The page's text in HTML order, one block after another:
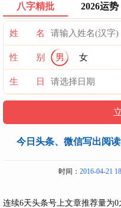
八字精批 2026运势
姓 名
性 别 男 女
生 日
今日头条、微信写出阅
时间： 2016-04-21
连续6天头条号上文章推荐量为